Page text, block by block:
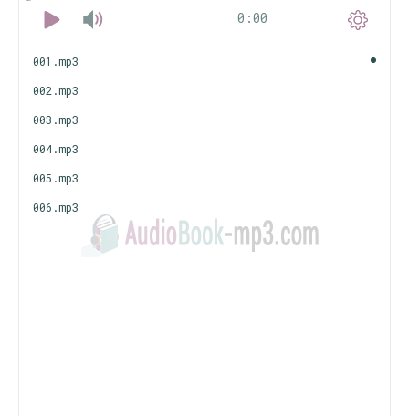
0:00
001.mp3
002.mp3
003.mp3
004.mp3
005.mp3
006.mp3